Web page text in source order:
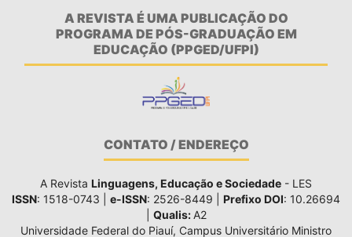
A REVISTA É UMA PUBLICAÇÃO DO
PROGRAMA DE PÓS-GRADUAÇÃO EM
EDUCAÇÃO (PPGED/UFPI)
CONTATO / ENDEREÇO
A Revista Linguagens, Educação e Sociedade - LES
ISSN: 1518-0743 | e-ISSN: 2526-8449 | Prefixo DOI: 10.26694
Qualis: A2
Universidade Federal do Piauí, Campus Universitário Ministro